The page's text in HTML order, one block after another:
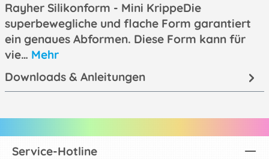
Rayher Silikonform - Mini KrippeDie
superbewegliche und flache Form garantiert
ein genaues Abformen. Diese Form kann für
vie… Mehr
Downloads & Anleitungen
Service-Hotline